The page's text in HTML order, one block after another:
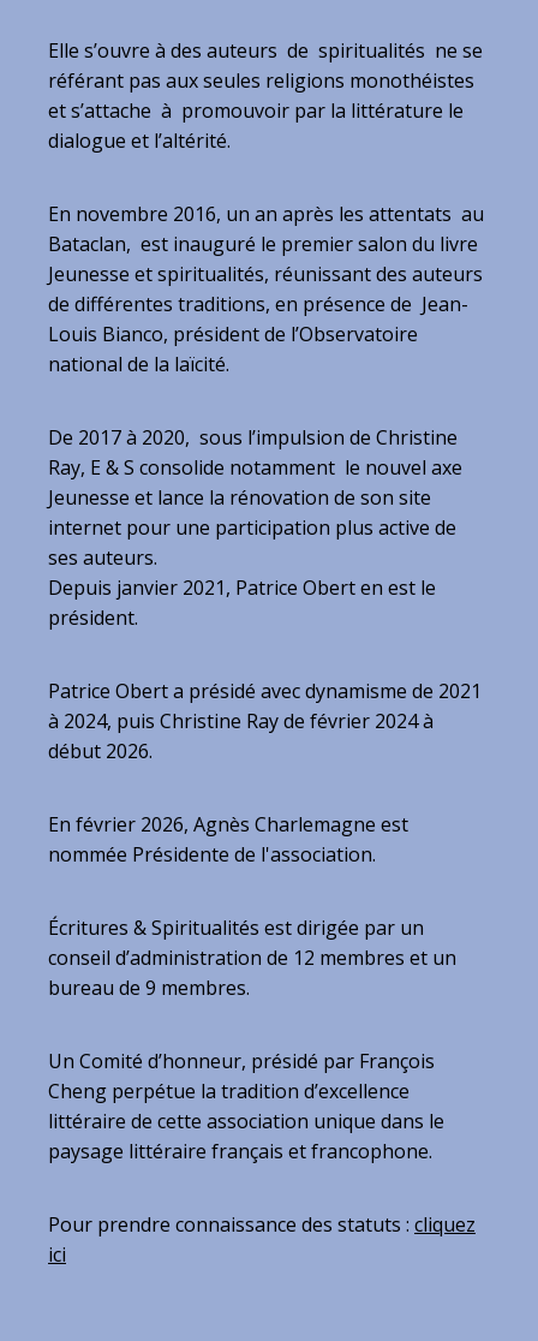
Elle s’ouvre à des auteurs de spiritualités ne se
référant pas aux seules religions monothéistes
et s’attache à promouvoir par la littérature le
dialogue et l’altérité.
En novembre 2016, un an après les attentats au
Bataclan, est inauguré le premier salon du livre
Jeunesse et spiritualités, réunissant des auteurs
de différentes traditions, en présence de Jean-
Louis Bianco, président de l’Observatoire
national de la laïcité.
De 2017 à 2020, sous l’impulsion de Christine
Ray, E & S consolide notamment le nouvel axe
Jeunesse et lance la rénovation de son site
internet pour une participation plus active de
ses auteurs.
Depuis janvier 2021, Patrice Obert en est le
président.
Patrice Obert a présidé avec dynamisme de 2021
à 2024, puis Christine Ray de février 2024 à
début 2026.
En février 2026, Agnès Charlemagne est
nommée Présidente de l'association.
Écritures & Spiritualités est dirigée par un
conseil d’administration de 12 membres et un
bureau de 9 membres.
Un Comité d’honneur, présidé par François
Cheng perpétue la tradition d’excellence
littéraire de cette association unique dans le
paysage littéraire français et francophone.
Pour prendre connaissance des statuts : cliquez
ici